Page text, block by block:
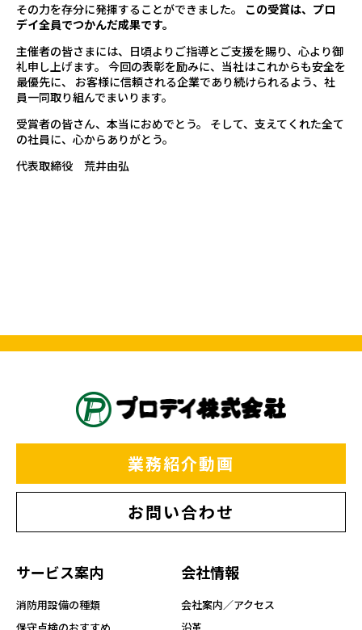
その力を存分に発揮することができました。 この受賞は、プロ
デイ全員でつかんだ成果です。
主催者の皆さまには、日頃よりご指導とご支援を賜り、心より御
礼申し上げます。 今回の表彰を励みに、当社はこれからも安全を
最優先に、 お客様に信頼される企業であり続けられるよう、社
員一同取り組んでまいります。
受賞者の皆さん、本当におめでとう。 そして、支えてくれた全て
の社員に、心からありがとう。
代表取締役 荒井由弘
業務紹介動画
お問い合わせ
サービス案内
消防用設備の種類
会社情報
会社案内／アクセス